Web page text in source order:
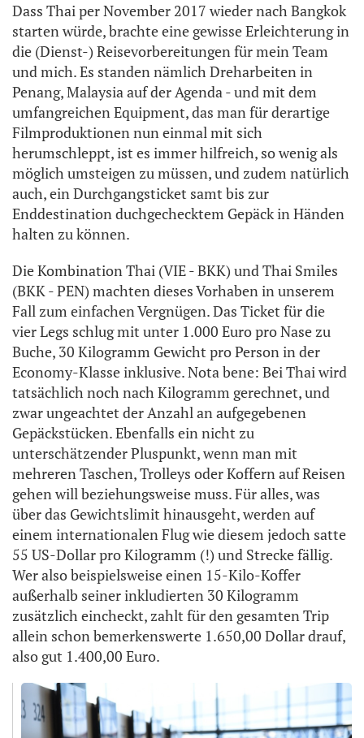
Dass Thai per November 2017 wieder nach Bangkok
starten würde, brachte eine gewisse Erleichterung in
die (Dienst-) Reisevorbereitungen für mein Team
und mich. Es standen nämlich Dreharbeiten in
Penang, Malaysia auf der Agenda - und mit dem
umfangreichen Equipment, das man für derartige
Filmproduktionen nun einmal mit sich
herumschleppt, ist es immer hilfreich, so wenig als
möglich umsteigen zu müssen, und zudem natürlich
auch, ein Durchgangsticket samt bis zur
Enddestination duchgechecktem Gepäck in Händen
halten zu können.
Die Kombination Thai (VIE - BKK) und Thai Smiles
(BKK - PEN) machten dieses Vorhaben in unserem
Fall zum einfachen Vergnügen. Das Ticket für die
vier Legs schlug mit unter 1.000 Euro pro Nase zu
Buche, 30 Kilogramm Gewicht pro Person in der
Economy-Klasse inklusive. Nota bene: Bei Thai wird
tatsächlich noch nach Kilogramm gerechnet, und
zwar ungeachtet der Anzahl an aufgegebenen
Gepäckstücken. Ebenfalls ein nicht zu
unterschätzender Pluspunkt, wenn man mit
mehreren Taschen, Trolleys oder Koffern auf Reisen
gehen will beziehungsweise muss. Für alles, was
über das Gewichtslimit hinausgeht, werden auf
einem internationalen Flug wie diesem jedoch satte
55 US-Dollar pro Kilogramm (!) und Strecke fällig.
Wer also beispielsweise einen 15-Kilo-Koffer
außerhalb seiner inkludierten 30 Kilogramm
zusätzlich eincheckt, zahlt für den gesamten Trip
allein schon bemerkenswerte 1.650,00 Dollar drauf,
also gut 1.400,00 Euro.